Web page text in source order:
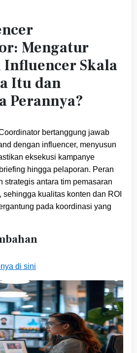
Mengatur
Influencer Skala
Itu dan
Perannya?
bertanggung jawab
dengan influencer, menyusun
eksekusi kampanye
hingga pelaporan. Peran
strategis antara tim pemasaran
sehingga kualitas konten dan ROI
pada koordinasi yang
di sini